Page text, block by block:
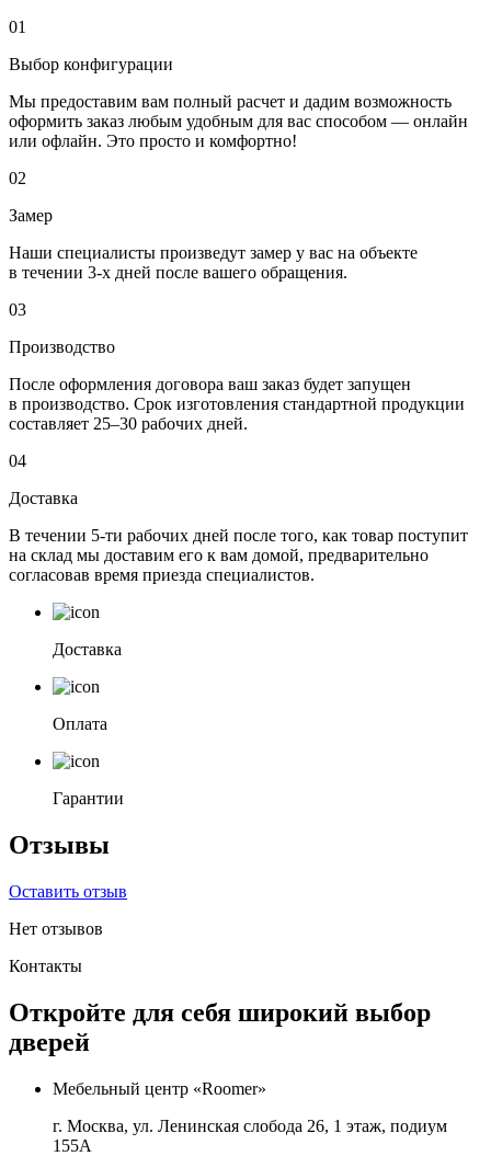
01
Выбор конфигурации
Мы предоставим вам полный расчет и дадим возможность
оформить заказ любым удобным для вас способом — онлайн
или офлайн. Это просто и комфортно!
02
Замер
Наши специалисты произведут замер у вас на объекте
в течении 3-х дней после вашего обращения.
03
Производство
После оформления договора ваш заказ будет запущен
в производство. Срок изготовления стандартной продукции
составляет 25–30 рабочих дней.
04
Доставка
В течении 5-ти рабочих дней после того, как товар поступит
на склад мы доставим его к вам домой, предварительно
согласовав время приезда специалистов.
Доставка
Оплата
Гарантии
Отзывы
Оставить отзыв
Нет отзывов
Контакты
Откройте для себя широкий выбор
дверей
Мебельный центр «Roomer»
г. Москва, ул. Ленинская слобода 26, 1 этаж, подиум
155А